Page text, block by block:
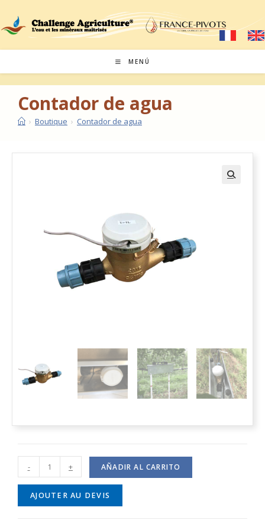
MENÚ
Contador de agua
› Boutique › Contador de agua
- + AÑADIR AL CARRITO
AJOUTER AU DEVIS